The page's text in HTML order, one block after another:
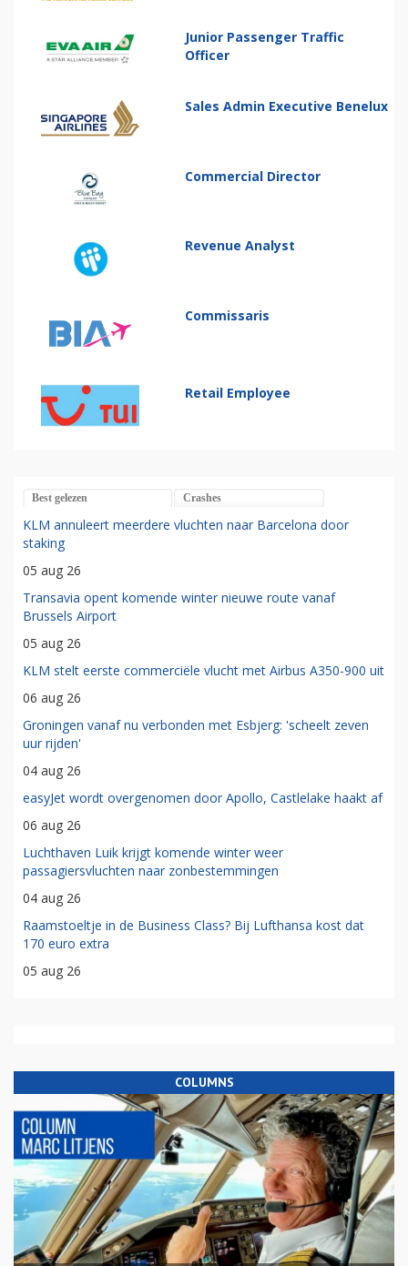
Junior Passenger Traffic
Officer
Sales Admin Executive Benelux
Commercial Director
Revenue Analyst
Commissaris
Retail Employee
Best gelezen Crashes
KLM annuleert meerdere vluchten naar Barcelona door
staking
05 aug 26
Transavia opent komende winter nieuwe route vanaf
Brussels Airport
05 aug 26
KLM stelt eerste commerciële vlucht met Airbus A350-900 uit
06 aug 26
Groningen vanaf nu verbonden met Esbjerg: 'scheelt zeven
uur rijden'
04 aug 26
easyJet wordt overgenomen door Apollo, Castlelake haakt af
06 aug 26
Luchthaven Luik krijgt komende winter weer
passagiersvluchten naar zonbestemmingen
04 aug 26
Raamstoeltje in de Business Class? Bij Lufthansa kost dat
170 euro extra
05 aug 26
COLUMNS